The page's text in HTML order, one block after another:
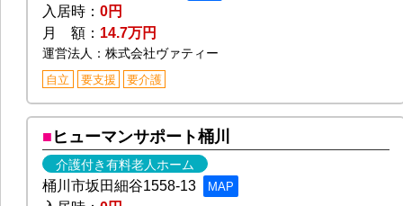
入居時：0円
月 額： 14.7万円
運営法人：株式会社ヴァティー
自立 要支援 要介護
ヒューマンサポート桶川
介護付き有料老人ホーム
桶川市坂田細谷1558-13 MAP